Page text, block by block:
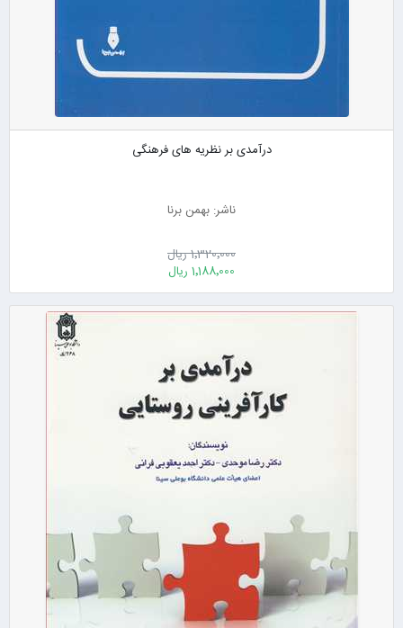
درآمدی بر نظریه های فرهنگی
ناشر: بهمن برنا
1٬320٬000 ریال
1٬188٬000 ریال